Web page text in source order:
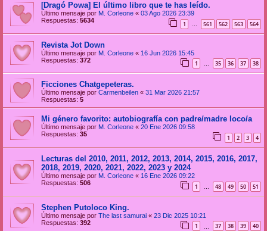
[Dragó Powa] El último libro que te has leído.
Último mensaje por M. Corleone « 03 Ago 2026 23:39
Respuestas: 5634 1 … 561 562 563 564
Revista Jot Down
Último mensaje por M. Corleone « 16 Jun 2026 15:45
Respuestas: 372 1 35 36 37 38
Ficciones Chatgepeteras.
Último mensaje por Carmenbeilen « 31 Mar 2026 21:57
Respuestas: 5
Mi género favorito: autobiografía con padre/madre loco/a
Último mensaje por M. Corleone « 20 Ene 2026 09:58
Respuestas: 35 1 2 3 4
Lecturas del 2010, 2011, 2012, 2013, 2014, 2015, 2016, 2017,
2018, 2019, 2020, 2021, 2022, 2023 y 2024
Último mensaje por M. Corleone « 16 Ene 2026 09:22
Respuestas: 506 1 … 48 49 50 51
Stephen Putoloco King.
Último mensaje por The last samurai « 23 Dic 2025 10:21
Respuestas: 392 1 37 38 39 40